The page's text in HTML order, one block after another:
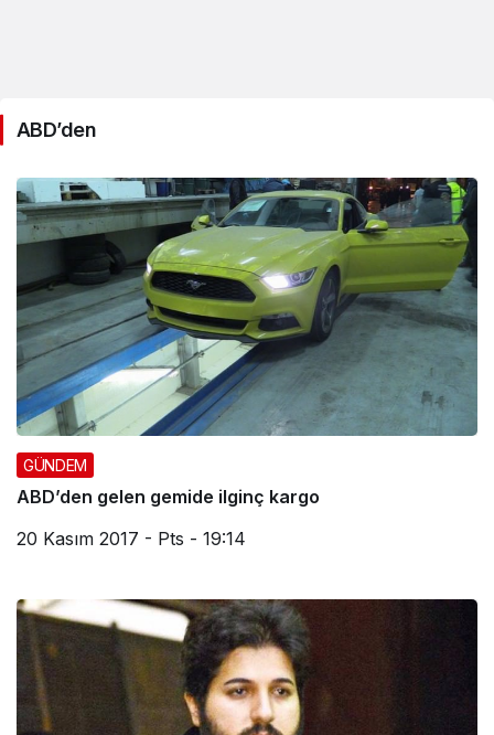
ABD’den
GÜNDEM
ABD’den gelen gemide ilginç kargo
20 Kasım 2017 - Pts - 19:14